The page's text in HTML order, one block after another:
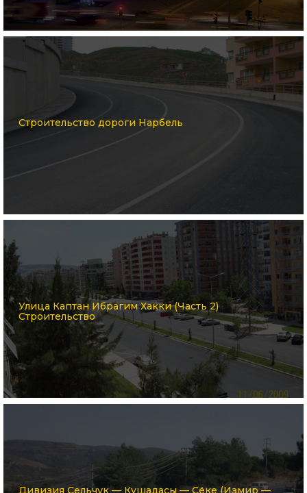
Строительство дороги Нарбель
Улица Каптан Ибрагим Хакки (Часть 2)
Строительство
Дивизия Сельчук — Кушадасы — Сёке (Измир —